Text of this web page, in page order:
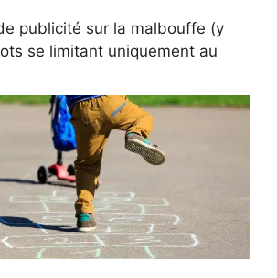
publicité sur la malbouffe (y
se limitant uniquement au